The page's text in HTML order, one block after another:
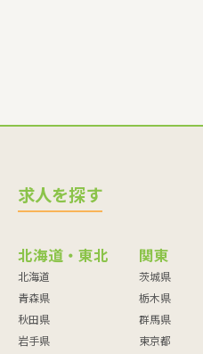
求人を探す
北海道・東北
北海道
青森県
秋田県
岩手県
関東
茨城県
栃木県
群馬県
東京都